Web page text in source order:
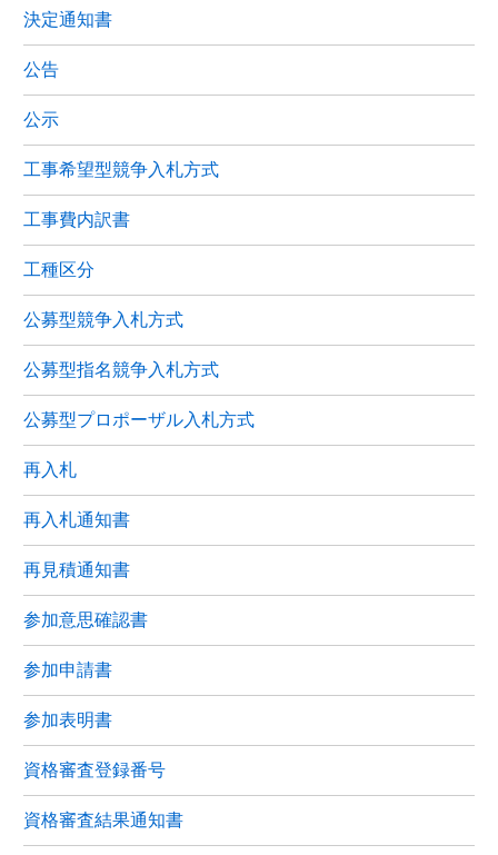
決定通知書
公告
公示
工事希望型競争入札方式
工事費内訳書
工種区分
公募型競争入札方式
公募型指名競争入札方式
公募型プロポーザル入札方式
再入札
再入札通知書
再見積通知書
参加意思確認書
参加申請書
参加表明書
資格審査登録番号
資格審査結果通知書